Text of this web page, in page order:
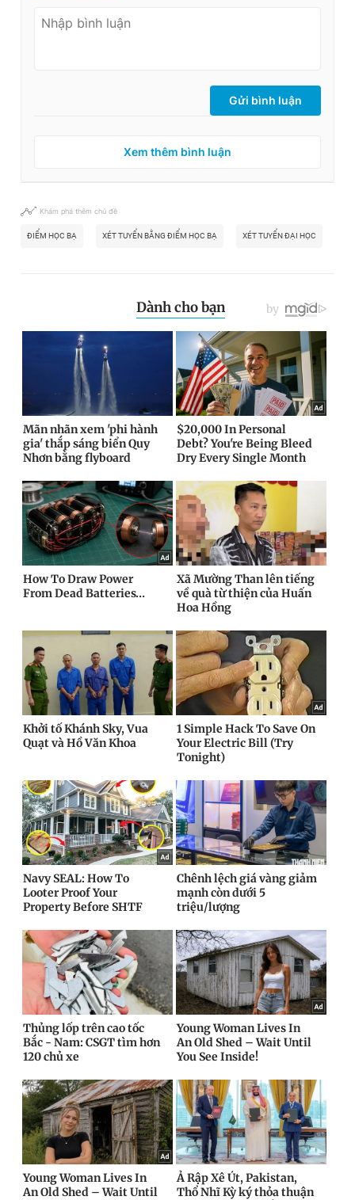
Gửi bình luận
Xem thêm bình luận
Khám phá thêm chủ đề
ĐIỂM HỌC BẠ XÉT TUYỂN BẰNG ĐIỂM HỌC BẠ XÉT TUYỂN ĐẠI HỌC